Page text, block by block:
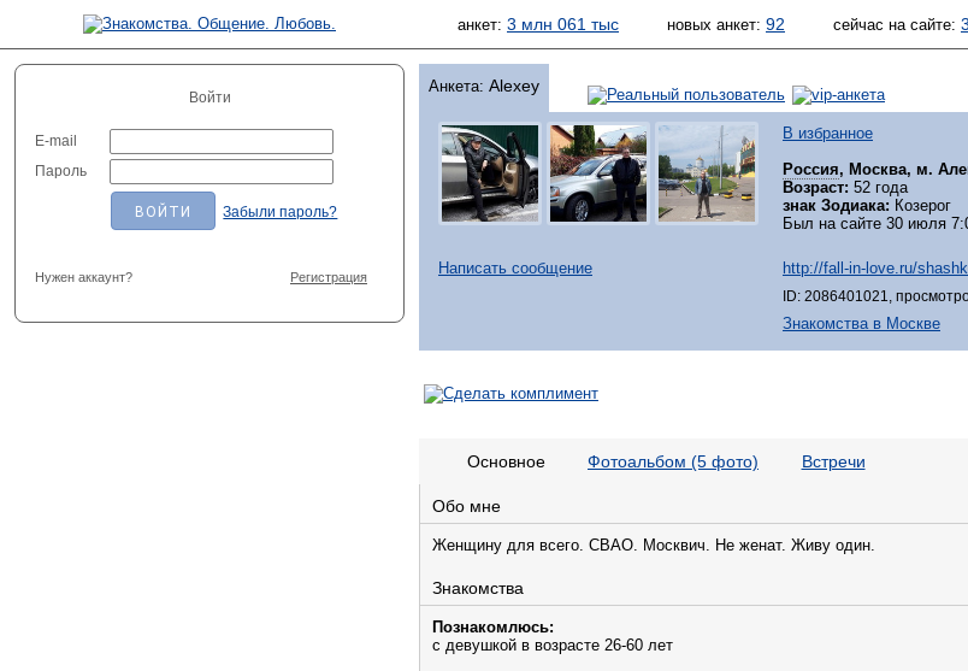
анкет: 3 млн 061 тыс новых анкет: 92 сейчас на сайте:
Войти
E-mail
Пароль
Забыли пароль?
Нужен аккаунт? Регистрация
Анкета: Alexey
В избранное
Россия, Москва, м.
Возраст: 52 года
знак Зодиака: Козерог
Был на сайте 30 июля
Написать сообщение http://fall-in-love.ru/
ID: 2086401021,
Знакомства в Москве
Основное Фотоальбом (5 фото) Встречи
Обо мне
Женщину для всего. СВАО. Москвич. Не женат. Живу один.
Знакомства
Познакомлюсь:
с девушкой в возрасте 26-60 лет